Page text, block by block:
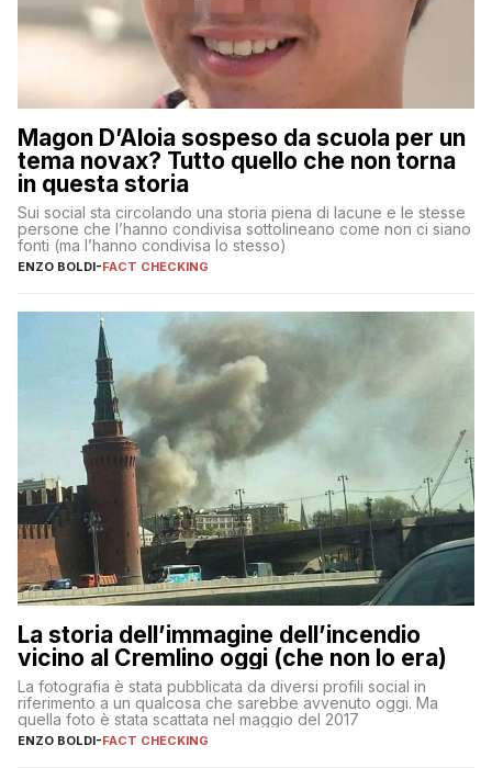
Magon D’Aloia sospeso da scuola per un
tema novax? Tutto quello che non torna
in questa storia
Sui social sta circolando una storia piena di lacune e le stesse
persone che l’hanno condivisa sottolineano come non ci siano
fonti (ma l’hanno condivisa lo stesso)
ENZO BOLDI-FACT CHECKING
La storia dell’immagine dell’incendio
vicino al Cremlino oggi (che non lo era)
La fotografia è stata pubblicata da diversi profili social in
riferimento a un qualcosa che sarebbe avvenuto oggi. Ma
quella foto è stata scattata nel maggio del 2017
ENZO BOLDI-FACT CHECKING